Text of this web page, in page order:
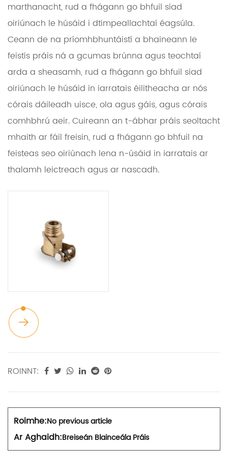
marthanacht, rud a fhágann go bhfuil siad
oiriúnach le húsáid i dtimpeallachtaí éagsúla.
Ceann de na príomhbhuntáistí a bhaineann le
feistis práis ná a gcumas brúnna agus teochtaí
arda a sheasamh, rud a fhágann go bhfuil siad
oiriúnach le húsáid in iarratais éilitheacha ar nós
córais dáileadh uisce, ola agus gáis, agus córais
comhbhrú aeir. Cuireann an t-ábhar práis seoltacht
mhaith ar fáil freisin, rud a fhágann go bhfuil na
feisteas seo oiriúnach lena n-úsáid in iarratais ar
thalamh leictreach agus ar nascadh.
ROINNT:
Roimhe:No previous article
Ar Aghaidh:Breiseán Blainceála Práis